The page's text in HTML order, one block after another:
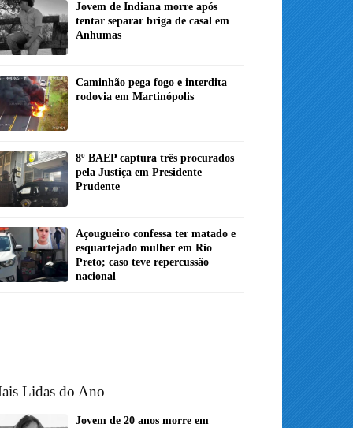
Jovem de Indiana morre após
tentar separar briga de casal em
Anhumas
Caminhão pega fogo e interdita
rodovia em Martinópolis
8º BAEP captura três procurados
pela Justiça em Presidente
Prudente
Açougueiro confessa ter matado e
esquartejado mulher em Rio
Preto; caso teve repercussão
nacional
Lidas do Ano
Jovem de 20 anos morre em